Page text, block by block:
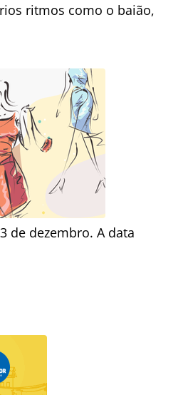
ritmos como o baião,
de dezembro. A data